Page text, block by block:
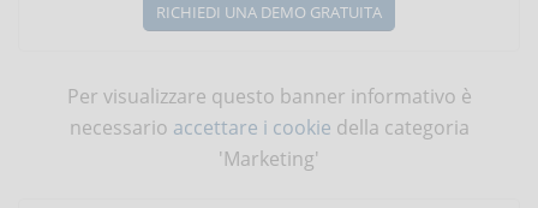
RICHIEDI UNA DEMO GRATUITA
Per visualizzare questo banner informativo è
necessario accettare i cookie della categoria
'Marketing'